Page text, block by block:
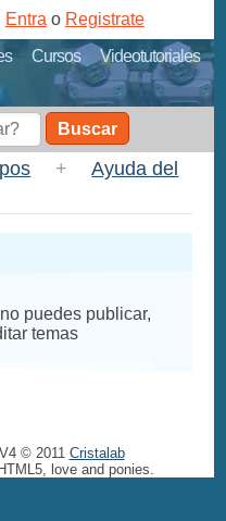
Cursos
Videotutoriales
Entra o Registrate
Buscar
+
Ayuda del
puedes publicar,
temas
© 2011 Cristalab
love and ponies.